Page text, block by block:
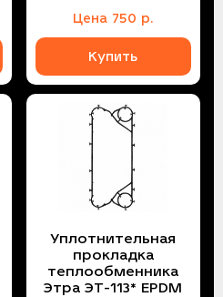
Цена 750 р.
Купить
Уплотнительная
прокладка
теплообменника
Этра ЭТ-113* EPDM